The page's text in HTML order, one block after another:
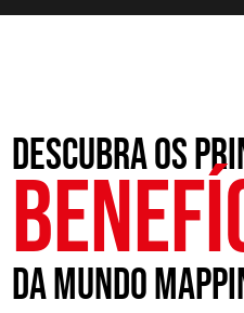
DESCUBRA OS
DA MUNDO